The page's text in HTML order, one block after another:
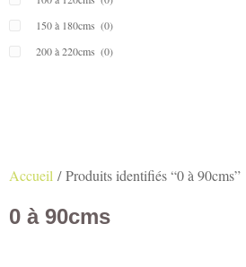
150 à 180cms (0)
200 à 220cms (0)
Accueil / Produits identifiés “0 à 90cms”
0 à 90cms